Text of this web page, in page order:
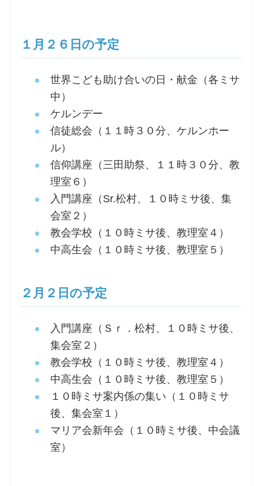
１月２６日の予定
世界こども助け合いの日・献金（各ミサ
中）
ケルンデー
信徒総会（１１時３０分、ケルンホー
ル）
信仰講座（三田助祭、１１時３０分、教
理室６）
入門講座（Sr.松村、１０時ミサ後、集
会室２）
教会学校（１０時ミサ後、教理室４）
中高生会（１０時ミサ後、教理室５）
２月２日の予定
入門講座（Ｓｒ．松村、１０時ミサ後、
集会室２）
教会学校（１０時ミサ後、教理室４）
中高生会（１０時ミサ後、教理室５）
１０時ミサ案内係の集い（１０時ミサ
後、集会室１）
マリア会新年会（１０時ミサ後、中会議
室）